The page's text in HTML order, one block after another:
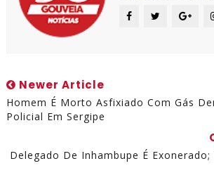
Newer Article
Homem É Morto Asfixiado Com Gás
Policial Em Sergipe
Delegado De Inhambupe É